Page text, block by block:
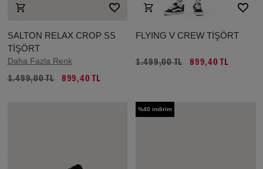
SALTON RELAX CROP SS
TİŞÖRT
Daha Fazla Renk
1.499,00 TL 899,40 TL
FLYING V CREW TİŞÖRT
1.499,00 TL 899,40 TL
%40 indirim